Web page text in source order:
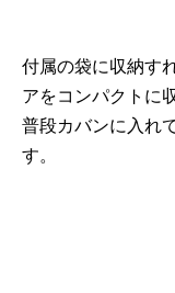
付属の袋に収納す
アをコンパクトに
普段カバンに入れ
す。